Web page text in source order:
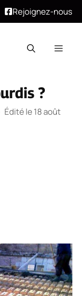
Rejoignez-nous
?
Édité le 18 août